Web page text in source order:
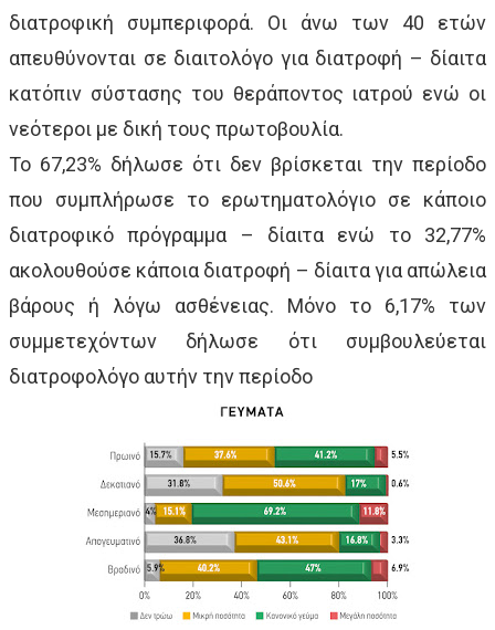
διατροφική συμπεριφορά. Οι άνω των 40 ετών
απευθύνονται σε διαιτολόγο για διατροφή – δίαιτα
κατόπιν σύστασης του θεράποντος ιατρού ενώ οι
νεότεροι με δική τους πρωτοβουλία.
Το 67,23% δήλωσε ότι δεν βρίσκεται την περίοδο
που συμπλήρωσε το ερωτηματολόγιο σε κάποιο
διατροφικό πρόγραμμα – δίαιτα ενώ το 32,77%
ακολουθούσε κάποια διατροφή – δίαιτα για απώλεια
βάρους ή λόγω ασθένειας. Μόνο το 6,17% των
συμμετεχόντων δήλωσε ότι συμβουλεύεται
διατροφολόγο αυτήν την περίοδο